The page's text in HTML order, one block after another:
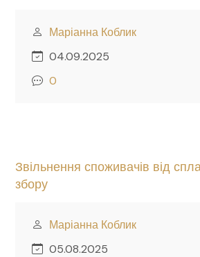
Маріанна Коблик
04.09.2025
0
Звільнення споживачів від
збору
Маріанна Коблик
05.08.2025